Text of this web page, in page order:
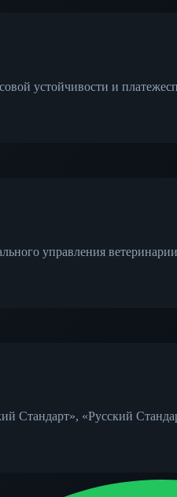
устойчивости и
управления
Стандарт», «Русский